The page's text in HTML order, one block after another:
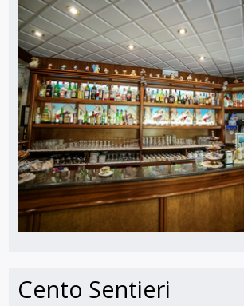
Cento Sentieri